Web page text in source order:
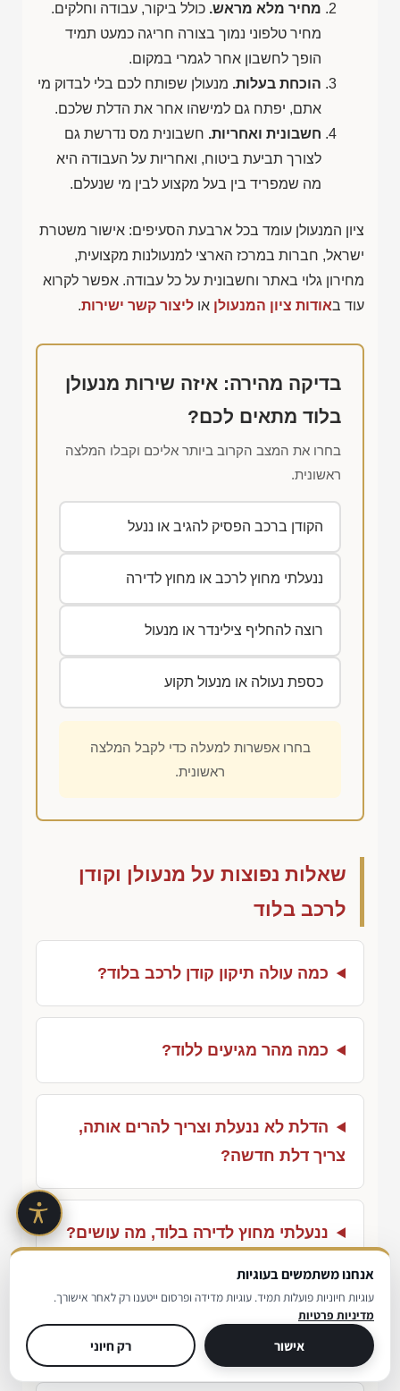
מחיר מלא מראש. כולל ביקור, עבודה וחלקים.
מחיר טלפוני נמוך בצורה חריגה כמעט תמיד
הופך לחשבון אחר לגמרי במקום.
הוכחת בעלות. מנעולן שפותח לכם בלי לבדוק מי
אתם, יפתח גם למישהו אחר את הדלת שלכם.
חשבונית ואחריות. חשבונית מס נדרשת גם
לצורך תביעת ביטוח, ואחריות על העבודה היא
מה שמפריד בין בעל מקצוע לבין מי שנעלם.
ציון המנעולן עומד בכל ארבעת הסעיפים: אישור משטרת
ישראל, חברות במרכז הארצי למנעולנות מקצועית,
מחירון גלוי באתר וחשבונית על כל עבודה. אפשר לקרוא
עוד באודות ציון המנעולן או ליצור קשר ישירות.
בדיקה מהירה: איזה שירות מנעולן
בלוד מתאים לכם?
בחרו את המצב הקרוב ביותר אליכם וקבלו המלצה
ראשונית.
הקודן ברכב הפסיק להגיב או ננעל
ננעלתי מחוץ לרכב או מחוץ לדירה
רוצה להחליף צילינדר או מנעול
כספת נעולה או מנעול תקוע
בחרו אפשרות למעלה כדי לקבל המלצה
ראשונית.
שאלות נפוצות על מנעולן וקודן
לרכב בלוד
כמה עולה תיקון קודן לרכב בלוד?
כמה מהר מגיעים ללוד?
הדלת לא ננעלת וצריך להרים אותה,
צריך דלת חדשה?
ננעלתי מחוץ לדירה בלוד, מה עושים?
קניתי דירה בגני אביב, כדאי להחליף
צילינדר?
אנחנו משתמשים בעוגיות
עוגיות חיוניות פועלות תמיד. עוגיות מדידה ופרסום ייטענו רק לאחר אישורך.
מדיניות פרטיות
אישור רק חיוני